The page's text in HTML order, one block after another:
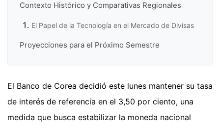
Contexto Histórico y Comparativas Regionales
El Papel de la Tecnología en el Mercado de Divisas
Proyecciones para el Próximo Semestre
El Banco de Corea decidió este lunes mantener su tasa
de interés de referencia en el 3,50 por ciento, una
medida que busca estabilizar la moneda nacional